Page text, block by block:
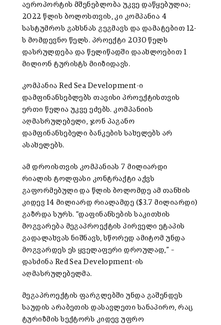
აეროპორტის მშენებლობა უკვე დაწყებულია;
2022 წლის ბოლოსთვის, კი კომპანია 4
სასტუმროს გახსნას გეგმავს და დამატებით 12-
ს მომდევნო წელს. პროექტი 2030 წელს
დასრულდება და წელიწადში დაახლოებით 1
მილიონ ტურისტს მიიზიდავს.
კომპანია Red Sea Development-ი
დამფინანსებლებს თავისი პროექტისთვის
ერთი წელია უკვე ეძებს. კომპანიის
აღმასრულებელი, ჯონ პაგანო
დამფინანსებელი ბანკების სახელებს არ
ასახელებს.
ამ დროისთვის კომპანიას 7 მილიარდი
რიალის ტოლფასი კონტრაქტი აქვს
გაფორმებული და წლის ბოლომდე ამ თანხის
კიდევ 14 მილიარდ რიალამდე ($3.7 მილიარდი)
გაზრდა სურს. “დაფინანსების საკითხის
მოგვარება მეგაპროექტის პირველი ეტაპის
გადალახვას ნიშნავს, სწორედ ამიტომ უნდა
მოგვარდეს ეს ყველაფერი დროულად,” –
დასძინა Red Sea Development-ის
აღმასრულებელმა.
მეგაპროექტის ფარგლებში უნდა გაშენდეს
საუდის არაბეთის დასავლეთი სანაპირო, რაც
ტურიზმის სექტორს კიდევ უფრო